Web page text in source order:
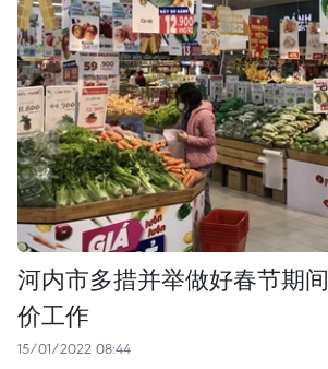
河内市多措并举做好春节期
价工作
15/01/2022 08:44